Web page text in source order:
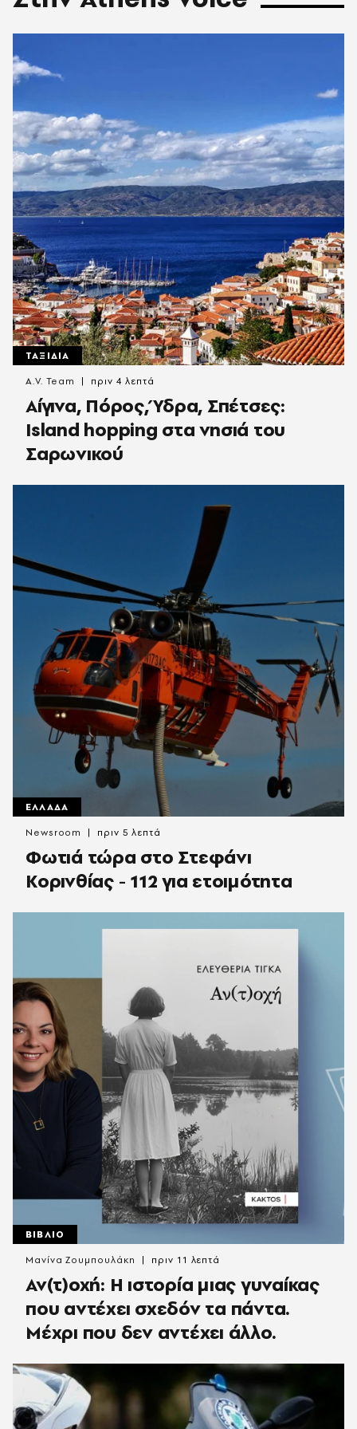
ΤΑΞΙΔΙΑ
Αίγινα, Πόρος, Ύδρα, Σπέτσες:
Island hopping στα νησιά του
Σαρωνικού
A.V. Team πριν 4 λεπτά
ΕΛΛΑΔΑ
Φωτιά τώρα στο Στεφάνι
Κορινθίας - 112 για ετοιμότητα
Newsroom πριν 5 λεπτά
ΒΙΒΛΙΟ
Αν(τ)οχή: Η ιστορία μιας γυναίκας
που αντέχει σχεδόν τα πάντα.
Μέχρι που δεν αντέχει άλλο.
Μανίνα Ζουμπουλάκη πριν 11 λεπτά